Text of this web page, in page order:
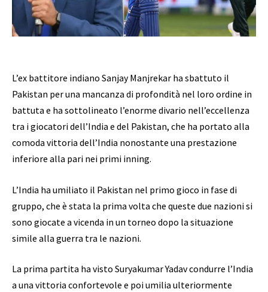
L’ex battitore indiano Sanjay Manjrekar ha sbattuto il
Pakistan per una mancanza di profondità nel loro ordine in
battuta e ha sottolineato l’enorme divario nell’eccellenza
tra i giocatori dell’India e del Pakistan, che ha portato alla
comoda vittoria dell’India nonostante una prestazione
inferiore alla pari nei primi inning.
L’India ha umiliato il Pakistan nel primo gioco in fase di
gruppo, che è stata la prima volta che queste due nazioni si
sono giocate a vicenda in un torneo dopo la situazione
simile alla guerra tra le nazioni.
La prima partita ha visto Suryakumar Yadav condurre l’India
a una vittoria confortevole e poi umilia ulteriormente